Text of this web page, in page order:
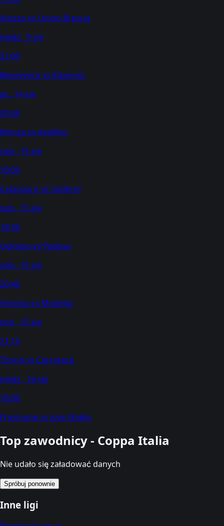
Arezzo vs Union Brescia
niedz., 9 sie
21:00
Benevento vs Ravenna
pt., 14 sie
20:45
Monza vs Avellino
sob., 15 sie
18:00
Catanzaro vs Südtirol
sob., 15 sie
18:30
Udinesevs Padova
sob., 15 sie
20:45
Venezia vs Modena
sob., 15 sie
21:15
Torino vs Carrarese
niedz., 16 sie
18:00
Frosinonevs Juve Stabia
Top zawodnicy - Coppa Italia
Nie udało się załadować danych
Spróbuj ponownie
Inne ligi